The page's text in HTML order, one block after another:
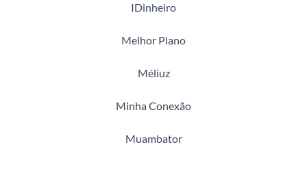
IDinheiro
Melhor Plano
Méliuz
Minha Conexão
Muambator